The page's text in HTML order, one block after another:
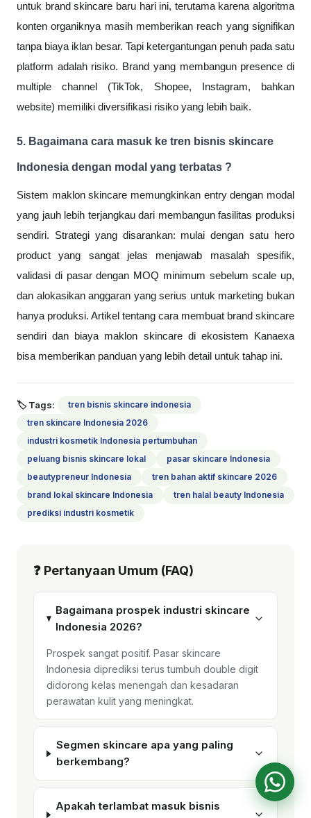
untuk brand skincare baru hari ini, terutama karena algoritma
konten organiknya masih memberikan reach yang signifikan
tanpa biaya iklan besar. Tapi ketergantungan penuh pada satu
platform adalah risiko. Brand yang membangun presence di
multiple channel (TikTok, Shopee, Instagram, bahkan
website) memiliki diversifikasi risiko yang lebih baik.
5. Bagaimana cara masuk ke tren bisnis skincare
Indonesia dengan modal yang terbatas ?
Sistem maklon skincare memungkinkan entry dengan modal
yang jauh lebih terjangkau dari membangun fasilitas produksi
sendiri. Strategi yang disarankan: mulai dengan satu hero
product yang sangat jelas menjawab masalah spesifik,
validasi di pasar dengan MOQ minimum sebelum scale up,
dan alokasikan anggaran yang serius untuk marketing bukan
hanya produksi. Artikel tentang cara membuat brand skincare
sendiri dan biaya maklon skincare di ekosistem Kanaexa
bisa memberikan panduan yang lebih detail untuk tahap ini.
🏷 Tags:
tren bisnis skincare indonesia
tren skincare Indonesia 2026
industri kosmetik Indonesia pertumbuhan
peluang bisnis skincare lokal
pasar skincare Indonesia
beautypreneur Indonesia
tren bahan aktif skincare 2026
brand lokal skincare Indonesia
tren halal beauty Indonesia
prediksi industri kosmetik
❓ Pertanyaan Umum (FAQ)
Bagaimana prospek industri skincare
Indonesia 2026?
Prospek sangat positif. Pasar skincare
Indonesia diprediksi terus tumbuh double digit
didorong kelas menengah dan kesadaran
perawatan kulit yang meningkat.
Segmen skincare apa yang paling
berkembang?
Apakah terlambat masuk bisnis